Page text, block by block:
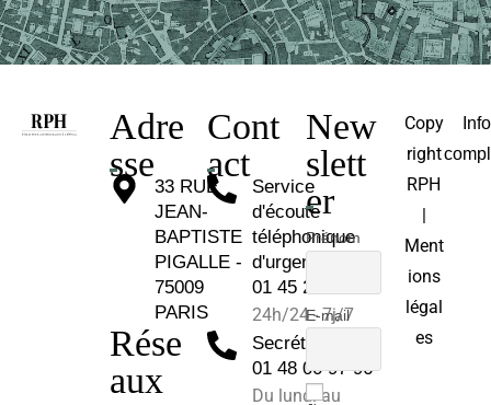
Adre
sse
33 RUE
JEAN-
BAPTISTE
PIGALLE -
75009
PARIS
Rése
aux
Cont
act
Service
d'écoute
téléphonique
d'urgence :
01 45 26 81 30
24h/24 - 7j/7
Secrétariat :
01 48 00 97 96
Du lundi au
New
slett
er
Prénom
E-mail
Copy
right
RPH
|
Ment
ions
légal
es